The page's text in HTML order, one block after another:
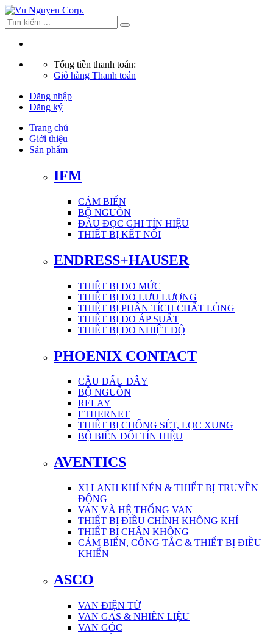
Tổng tiền thanh toán:
Giỏ hàng Thanh toán
Đăng nhập
Đăng ký
Trang chủ
Giới thiệu
Sản phẩm
IFM
CẢM BIẾN
BỘ NGUỒN
ĐẦU ĐỌC GHI TÍN HIỆU
THIẾT BỊ KẾT NỐI
ENDRESS+HAUSER
THIẾT BỊ ĐO MỨC
THIẾT BỊ ĐO LƯU LƯỢNG
THIẾT BỊ PHÂN TÍCH CHẤT LỎNG
THIẾT BỊ ĐO ÁP SUẤT
THIẾT BỊ ĐO NHIỆT ĐỘ
PHOENIX CONTACT
CẦU ĐẤU DÂY
BỘ NGUỒN
RELAY
ETHERNET
THIẾT BỊ CHỐNG SÉT, LỌC XUNG
BỘ BIẾN ĐỔI TÍN HIỆU
AVENTICS
XI LANH KHÍ NÉN & THIẾT BỊ TRUYỀN
ĐỘNG
VAN VÀ HỆ THỐNG VAN
THIẾT BỊ ĐIỀU CHỈNH KHÔNG KHÍ
THIẾT BỊ CHÂN KHÔNG
CẢM BIẾN, CÔNG TẮC & THIẾT BỊ ĐIỀU
KHIỂN
ASCO
VAN ĐIỆN TỪ
VAN GAS & NHIÊN LIỆU
VAN GÓC